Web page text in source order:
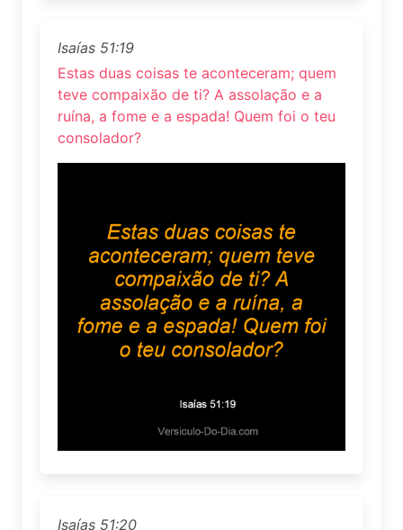
Isaías 51:19
Estas duas coisas te aconteceram; quem
teve compaixão de ti? A assolação e a
ruína, a fome e a espada! Quem foi o teu
consolador?
Isaías 51:20